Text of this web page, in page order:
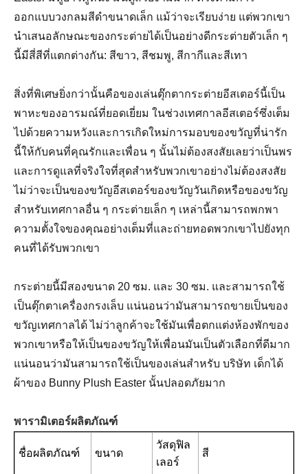
ออกแบบวงกลมสีดำขนาดเล็ก แม้ว่าจะเรียบง่าย แต่พวกเขา
นำเสนอลักษณะของกระต่ายได้เป็นอย่างดีกระต่ายตัวเล็ก ๆ
นี้มีสี่สีที่แตกต่างกัน: สีขาว, สีชมพู, สีกากีและสีเทา
สิ่งที่พิเศษยิ่งกว่านั้นคือของเล่นตุ๊กตากระต่ายอีสเตอร์นี้เป็น
พาหะของอารมณ์ที่ยอดเยี่ยม ในช่วงเทศกาลอีสเตอร์ซึ่งเต็ม
ไปด้วยความหวังและการเกิดใหม่การมอบของขวัญที่น่ารัก
นี้ให้กับคนที่คุณรักและเพื่อน ๆ นั้นไม่ต้องสงสัยเลยว่าเป็นพร
และการดูแลที่จริงใจที่สุดสำหรับพวกเขาอย่างไม่ต้องสงสัย
ไม่ว่าจะเป็นของขวัญอีสเตอร์ของขวัญวันเกิดหรือของขวัญ
สำหรับเทศกาลอื่น ๆ กระต่ายเล็ก ๆ เหล่านี้สามารถพกพา
ความตั้งใจของคุณอย่างเต็มที่และถ่ายทอดพวกเขาไปยังทุก
คนที่ได้รับพวกเขา
กระต่ายนี้มีสองขนาด 20 ซม. และ 30 ซม. และสามารถใช้
เป็นตุ๊กตาเครื่องกรงเล็บ แน่นอนว่ามันสามารถขายเป็นของ
ขวัญเทศกาลได้ ไม่ว่าลูกค้าจะใช้มันเพื่อตกแต่งห้องพักของ
พวกเขาหรือให้เป็นของขวัญให้เพื่อนมันเป็นตัวเลือกที่ดีมาก
แน่นอนว่ามันสามารถใช้เป็นของเล่นสำหรับ บริษัท เด็กได้
ผ้าของ Bunny Plush Easter นั้นปลอดภัยมาก
พารามิเตอร์ผลิตภัณฑ์
ชื่อผลิตภัณฑ์ ขนาด
วัสดุฟิล
เลอร์
สี